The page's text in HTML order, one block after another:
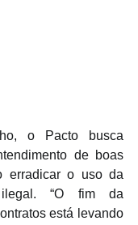
o Pacto busca
de boas
erradicar o uso da
“O fim da
está levando